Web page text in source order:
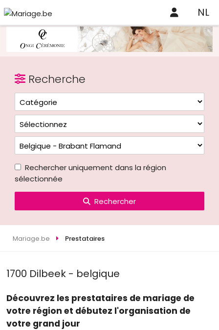
NL
Recherche
Rechercher uniquement dans la région
sélectionnée
Rechercher
Mariage.be Prestataires
1700 Dilbeek - belgique
Découvrez les prestataires de mariage de
votre région et débutez l'organisation de
votre grand jour